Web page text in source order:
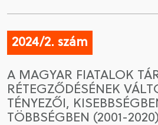
2024/2. szám
A MAGYAR FIATALOK
RÉTEGZŐDÉSÉNEK
TÉNYEZŐI,
TÖBBSÉGBEN (2001-2020)